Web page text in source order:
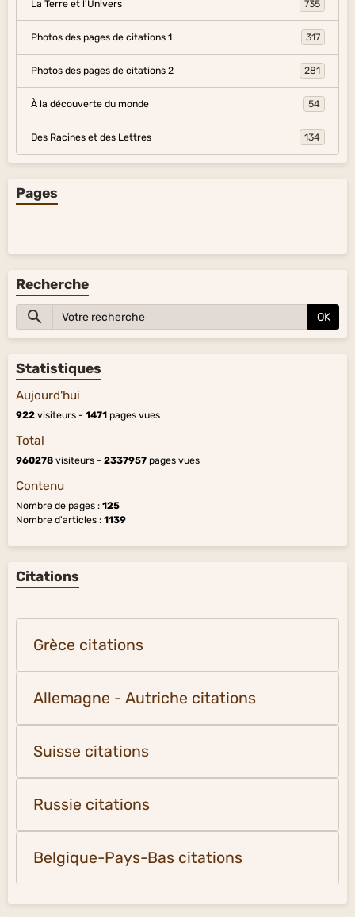
La Terre et l'Univers 735
Photos des pages de citations 1 317
Photos des pages de citations 2 281
À la découverte du monde 54
Des Racines et des Lettres 134
Pages
Recherche
OK
Statistiques
Aujourd'hui
922 visiteurs - 1471 pages vues
Total
960278 visiteurs - 2337957 pages vues
Contenu
Nombre de pages : 125
Nombre d'articles : 1139
Citations
Grèce citations
Allemagne - Autriche citations
Suisse citations
Russie citations
Belgique-Pays-Bas citations